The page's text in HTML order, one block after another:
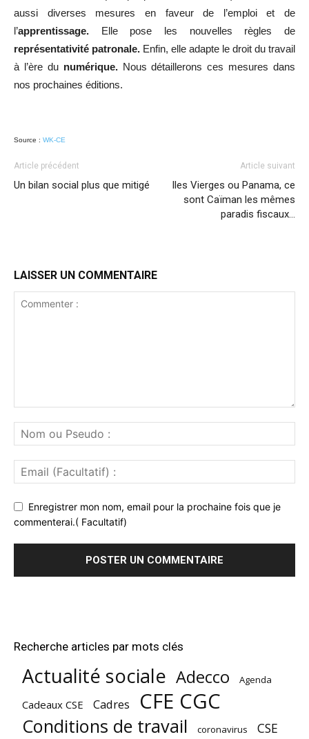
aussi diverses mesures en faveur de l’emploi et de
l’apprentissage. Elle pose les nouvelles règles de
représentativité patronale. Enfin, elle adapte le droit du travail
à l’ère du numérique.Nous détaillerons ces mesures dans
nos prochaines éditions.
Source : WK-CE
Article précédent
Un bilan social plus que mitigé
Article suivant
Iles Vierges ou Panama, ce
sont Caïman les mêmes
paradis fiscaux…
LAISSER UN COMMENTAIRE
Enregistrer mon nom, email pour la prochaine fois que je
commenterai.( Facultatif)
Recherche articles par mots clés
Actualité sociale Adecco Agenda
Cadeaux CSE Cadres CFE CGC
Conditions de travail coronavirus CSE